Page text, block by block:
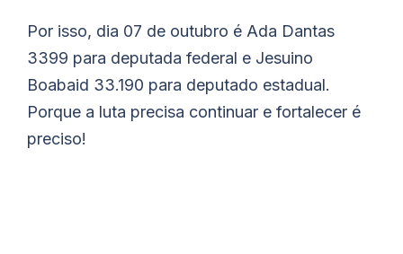
Por isso, dia 07 de outubro é Ada Dantas
3399 para deputada federal e Jesuino
Boabaid 33.190 para deputado estadual.
Porque a luta precisa continuar e fortalecer é
preciso!